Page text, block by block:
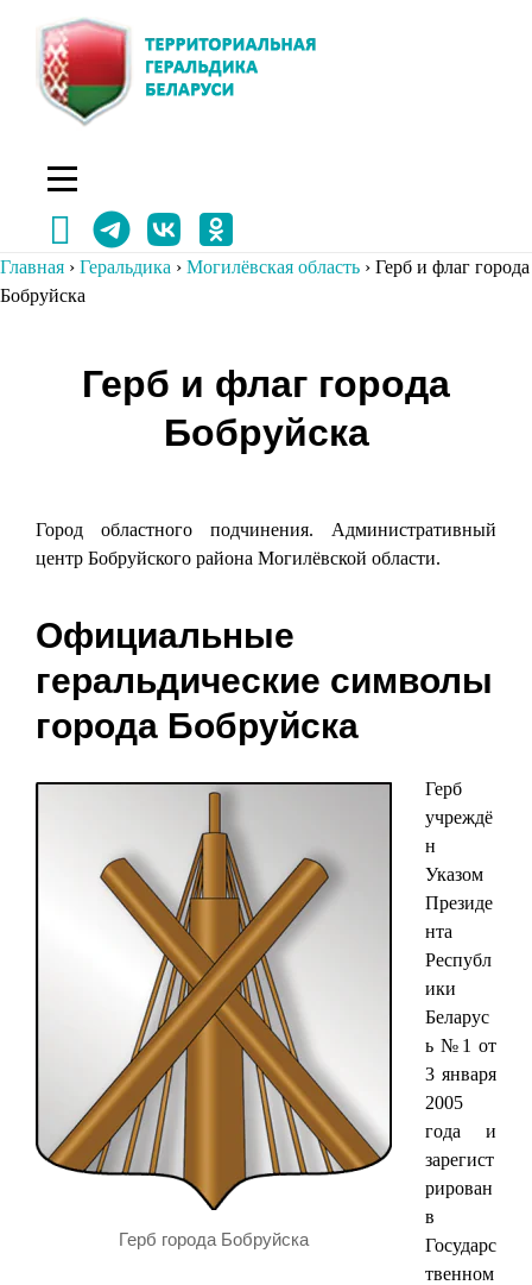
содержимому
Главная › Геральдика › Могилёвская область › Герб и флаг города
Бобруйска
Герб и флаг города
Бобруйска
Город областного подчинения. Административный
центр Бобруйского района Могилёвской области.
Официальные
геральдические символы
города Бобруйска
Герб города Бобруйска
Герб
учреждё
н
Указом
Президе
нта
Республ
ики
Беларус
ь №1 от
3 января
2005
года и
зарегист
рирован
в
Государс
твенном
Навигация